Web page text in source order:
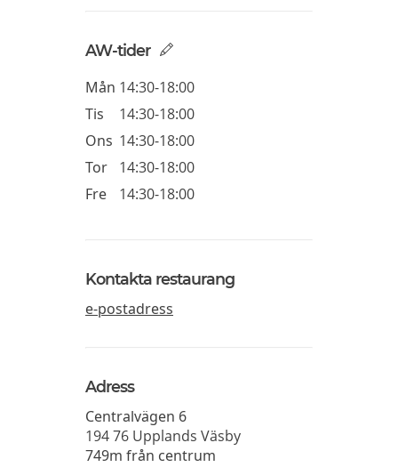
AW-tider
Mån 14:30-18:00
Tis
14:30-18:00
Ons 14:30-18:00
Tor
14:30-18:00
Fre
14:30-18:00
Kontakta restaurang
e-postadress
Adress
Centralvägen 6
194 76 Upplands Väsby
749m från centrum